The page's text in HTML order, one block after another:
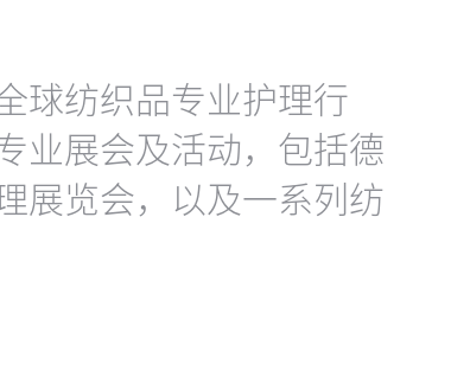
球纺织品专业护理行
业展会及活动，包括德
展览会，以及一系列纺